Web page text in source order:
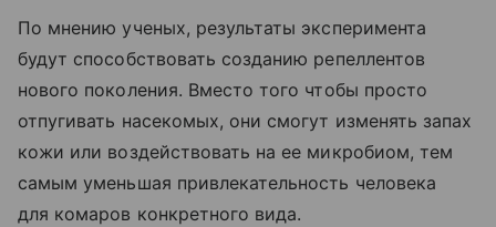
По мнению ученых, результаты эксперимента
будут способствовать созданию репеллентов
нового поколения. Вместо того чтобы просто
отпугивать насекомых, они смогут изменять запах
кожи или воздействовать на ее микробиом, тем
самым уменьшая привлекательность человека
для комаров конкретного вида.